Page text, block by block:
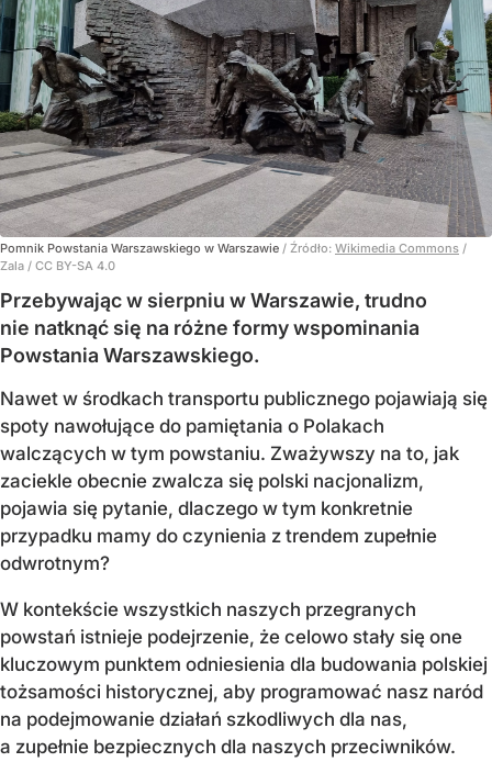
Pomnik Powstania Warszawskiego w Warszawie / Źródło: Wikimedia Commons /
Zala / CC BY-SA 4.0
Przebywając w sierpniu w Warszawie, trudno
nie natknąć się na różne formy wspominania
Powstania Warszawskiego.
Nawet w środkach transportu publicznego pojawiają się
spoty nawołujące do pamiętania o Polakach
walczących w tym powstaniu. Zważywszy na to, jak
zaciekle obecnie zwalcza się polski nacjonalizm,
pojawia się pytanie, dlaczego w tym konkretnie
przypadku mamy do czynienia z trendem zupełnie
odwrotnym?
W kontekście wszystkich naszych przegranych
powstań istnieje podejrzenie, że celowo stały się one
kluczowym punktem odniesienia dla budowania polskiej
tożsamości historycznej, aby programować nasz naród
na podejmowanie działań szkodliwych dla nas,
a zupełnie bezpiecznych dla naszych przeciwników.